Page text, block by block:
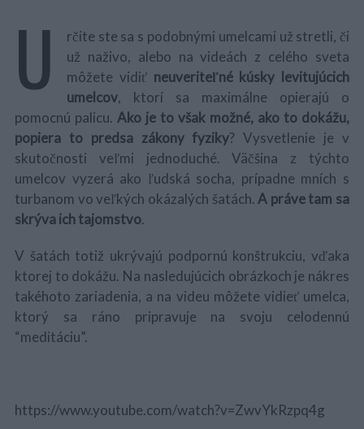
U
rčite ste sa s podobnými umelcami už stretli, či
už naživo, alebo na videách z celého sveta
môžete vidiť neuveriteľné kúsky levitujúcich
umelcov, ktorí sa maximálne opierajú o
pomocnú palicu. Ako je to však možné, ako to dokážu,
popiera to predsa zákony fyziky? Vysvetlenie je v
skutočnosti veľmi jednoduché. Väčšina z týchto
umelcov vyzerá ako ľudská socha, prípadne mních s
turbanom vo veľkých okázalých šatách.A práve tam sa
skrýva ich tajomstvo.
V šatách totiž ukrývajú podpornú konštrukciu, vďaka
ktorej to dokážu. Na nasledujúcich obrázkoch je nákres
takéhoto zariadenia, a na videu môžete vidieť umelca,
ktorý sa ráno pripravuje na svoju celodennú
“meditáciu”.
https://www.youtube.com/watch?v=ZwvYkRzpq4g